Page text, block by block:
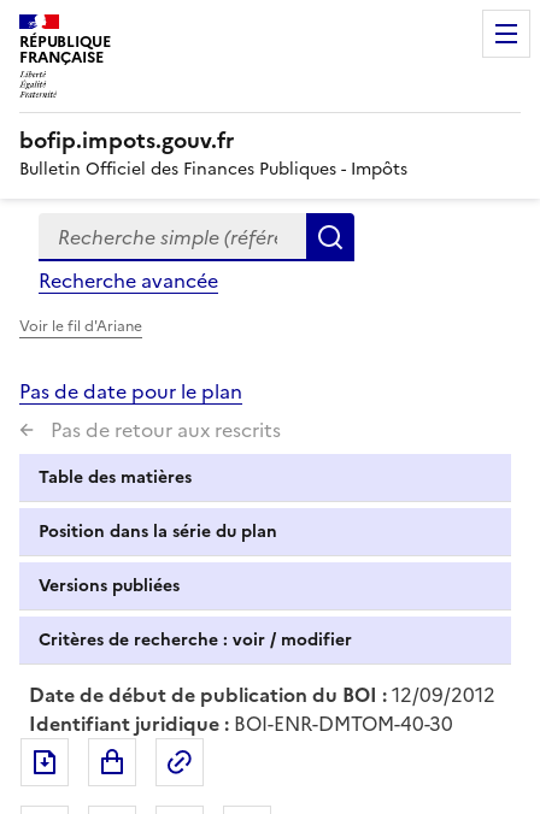
RÉPUBLIQUE
FRANÇAISE
bofip.impots.gouv.fr
Bulletin Officiel des Finances Publiques - Impôts
Formulaire
de
recherche
Recherche simple (références, mots clés, partie du
Recherche avancée
Voir le fil d'Ariane
Pas de date pour le plan
Pas de retour aux rescrits
Table des matières
Position dans la série du plan
Versions publiées
Critères de recherche : voir / modifier
Date de début de publication du BOI :12/09/2012
Identifiant juridique : BOI-ENR-DMTOM-40-30
Exporter le document au format pdf